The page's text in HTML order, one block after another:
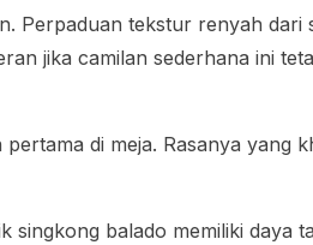
Perpaduan tekstur renyah dari
jika camilan sederhana ini
di meja. Rasanya yang
singkong balado memiliki daya